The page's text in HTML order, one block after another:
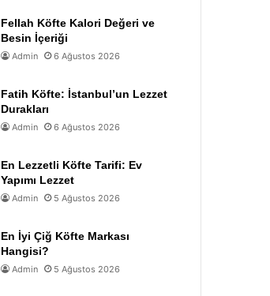
Fellah Köfte Kalori Değeri ve
Besin İçeriği
Admin 6 Ağustos 2026
Fatih Köfte: İstanbul’un Lezzet
Durakları
Admin 6 Ağustos 2026
En Lezzetli Köfte Tarifi: Ev
Yapımı Lezzet
Admin 5 Ağustos 2026
En İyi Çiğ Köfte Markası
Hangisi?
Admin 5 Ağustos 2026